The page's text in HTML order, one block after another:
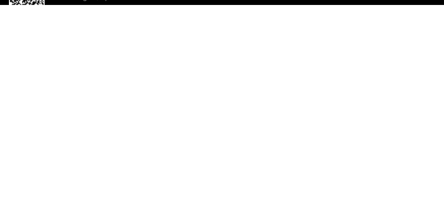
o App agora